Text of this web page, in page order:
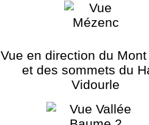
Vue en direction du
et des sommets du
Vidourle